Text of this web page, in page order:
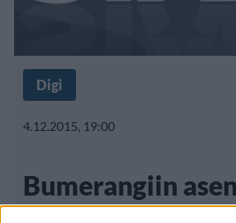
Digi
4.12.2015, 19:00
Bumerangiin